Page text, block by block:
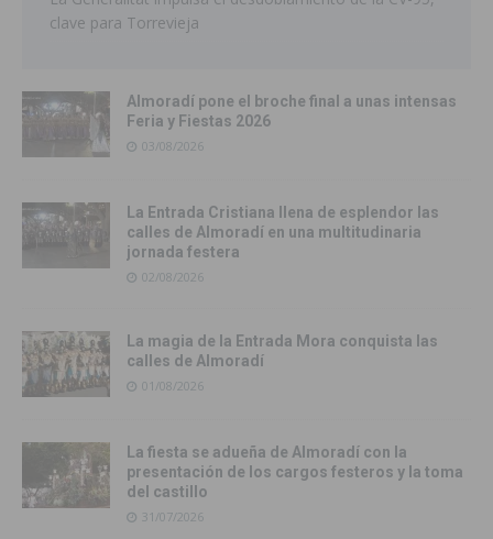
clave para Torrevieja
Almoradí pone el broche final a unas intensas
Feria y Fiestas 2026
03/08/2026
La Entrada Cristiana llena de esplendor las
calles de Almoradí en una multitudinaria
jornada festera
02/08/2026
La magia de la Entrada Mora conquista las
calles de Almoradí
01/08/2026
La fiesta se adueña de Almoradí con la
presentación de los cargos festeros y la toma
del castillo
31/07/2026